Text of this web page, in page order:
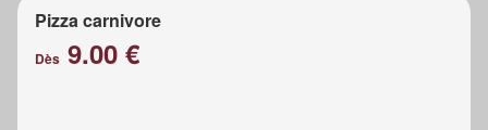
Pizza carnivore
Dès 9.00 €